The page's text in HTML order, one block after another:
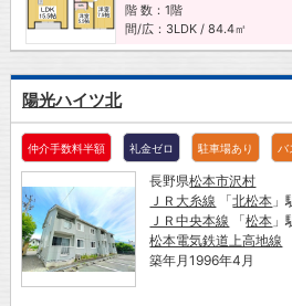
階 数：1階
間/広：3LDK / 84.4㎡
陽光ハイツ北
仲介手数料半額 礼金ゼロ 駐車場あり バ
長野県松本市沢村
ＪＲ大糸線 「北松本 」
ＪＲ中央本線 「松本 」
松本電気鉄道上高地線
築年月1996年4月